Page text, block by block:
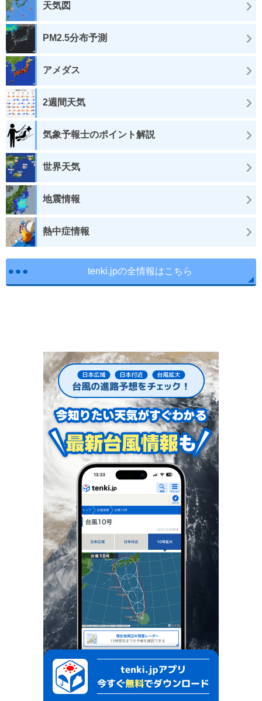
天気図
PM2.5分布予測
アメダス
2週間天気
気象予報士のポイント解説
世界天気
地震情報
熱中症情報
tenki.jpの全情報はこちら